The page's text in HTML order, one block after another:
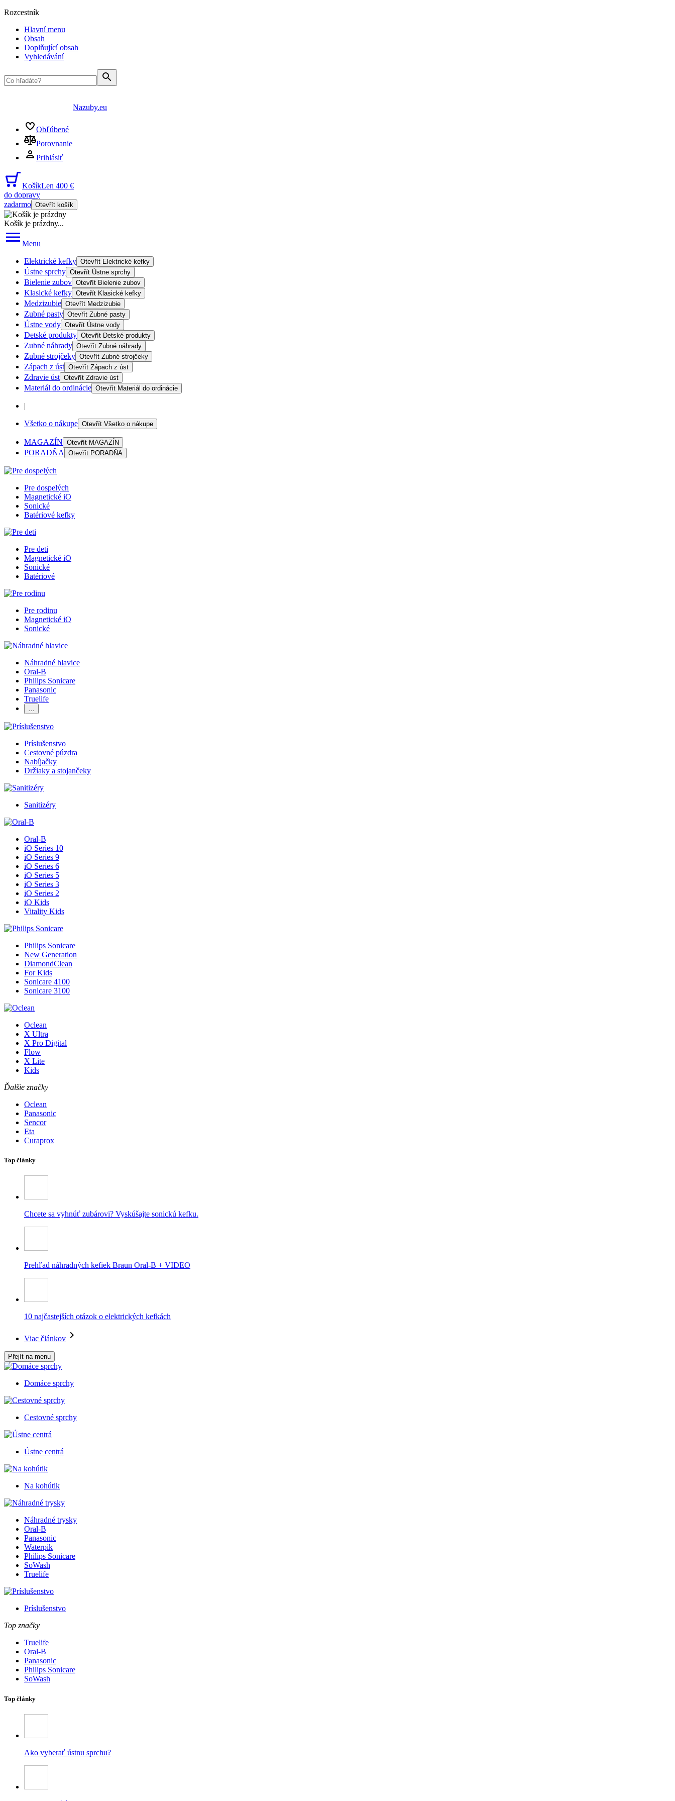
Rozcestník
Hlavní menu
Obsah
Doplňující obsah
Vyhledávání
Nazuby.eu
Obľúbené
Porovnanie
Prihlásiť
KošíkLen 400 €
do dopravy
zadarmo Otevřít košík
Košík je prázdny...
Menu
Elektrické kefky Otevřít Elektrické kefky
Ústne sprchy Otevřít Ústne sprchy
Bielenie zubov Otevřít Bielenie zubov
Klasické kefky Otevřít Klasické kefky
Medzizubie Otevřít Medzizubie
Zubné pasty Otevřít Zubné pasty
Ústne vody Otevřít Ústne vody
Detské produkty Otevřít Detské produkty
Zubné náhrady Otevřít Zubné náhrady
Zubné strojčeky Otevřít Zubné strojčeky
Zápach z úst Otevřít Zápach z úst
Zdravie úst Otevřít Zdravie úst
Materiál do ordinácie Otevřít Materiál do ordinácie
|
Všetko o nákupe Otevřít Všetko o nákupe
MAGAZÍN Otevřít MAGAZÍN
PORADŇA Otevřít PORADŇA
Pre dospelých
Magnetické iO
Sonické
Batériové kefky
Pre deti
Magnetické iO
Sonické
Batériové
Pre rodinu
Magnetické iO
Sonické
Náhradné hlavice
Oral-B
Philips Sonicare
Panasonic
Truelife
…
Príslušenstvo
Cestovné púzdra
Nabíjačky
Držiaky a stojančeky
Sanitizéry
Oral-B
iO Series 10
iO Series 9
iO Series 6
iO Series 5
iO Series 3
iO Series 2
iO Kids
Vitality Kids
Philips Sonicare
New Generation
DiamondClean
For Kids
Sonicare 4100
Sonicare 3100
Oclean
X Ultra
X Pro Digital
Flow
X Lite
Kids
Ďalšie značky
Oclean
Panasonic
Sencor
Eta
Curaprox
Top články
Chcete sa vyhnúť zubárovi? Vyskúšajte sonickú kefku.
Prehľad náhradných kefiek Braun Oral-B + VIDEO
10 najčastejších otázok o elektrických kefkách
Viac článkov
Přejít na menu
Domáce sprchy
Cestovné sprchy
Ústne centrá
Na kohútik
Náhradné trysky
Oral-B
Panasonic
Waterpik
Philips Sonicare
SoWash
Truelife
Príslušenstvo
Top značky
Truelife
Oral-B
Panasonic
Philips Sonicare
SoWash
Top články
Ako vyberať ústnu sprchu?